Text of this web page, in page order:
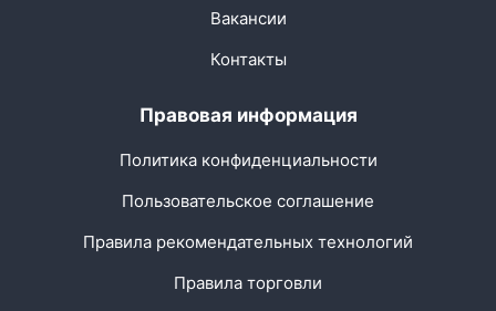
Вакансии
Контакты
Правовая информация
Политика конфиденциальности
Пользовательское соглашение
Правила рекомендательных технологий
Правила торговли